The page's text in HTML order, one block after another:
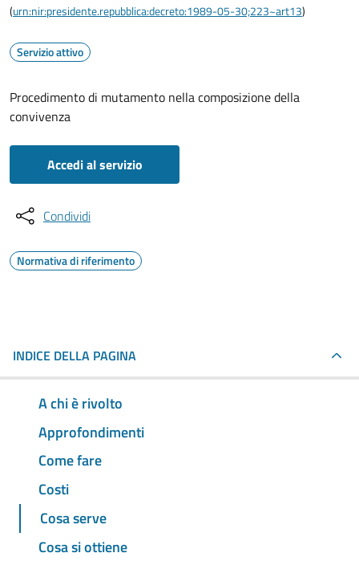
(urn:nir:presidente.repubblica:decreto:1989-05-30;223~art13)
Servizio attivo
Procedimento di mutamento nella composizione della
convivenza
Accedi al servizio
Condividi
Normativa di riferimento
INDICE DELLA PAGINA
A chi è rivolto
Approfondimenti
Come fare
Costi
Cosa serve
Cosa si ottiene